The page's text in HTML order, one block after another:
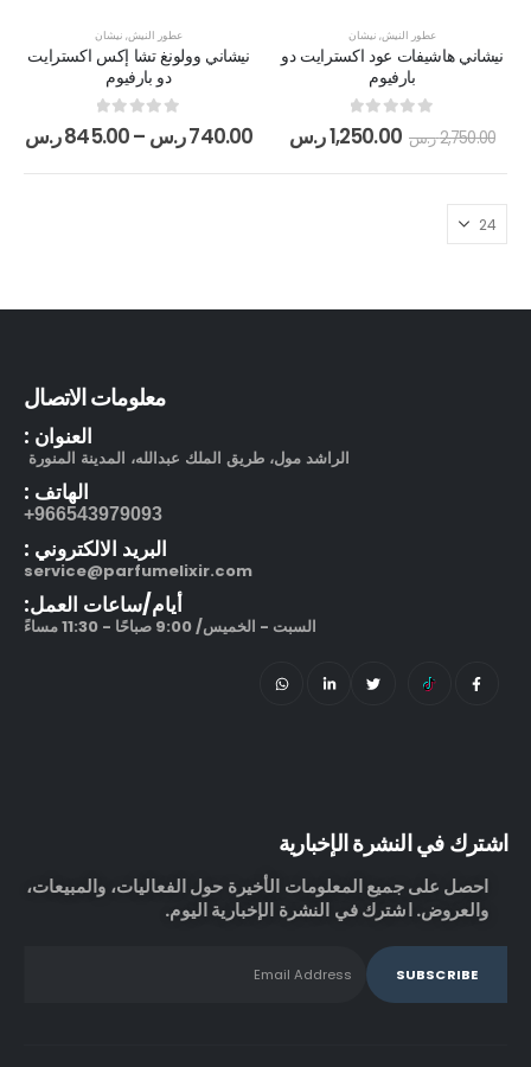
عطور النيش, نيشان
نيشاني هاشيفات عود اكسترايت دو
بارفيوم
2,750.00ر.س 1,250.00ر.س
عطور النيش, نيشان
نيشاني وولونغ تشا إكس اكسترايت
دو بارفيوم
740.00ر.س –
845.00ر.س
معلومات الاتصال
العنوان :
الراشد مول، طريق الملك عبدالله، المدينة المنورة
الهاتف :
966543979093+
البريد الالكتروني :
service@parfumelixir.com
أيام/ساعات العمل:
السبت - الخميس/ 9:00 صباحًا - 11:30 مساءً
اشترك في النشرة الإخبارية
احصل على جميع المعلومات الأخيرة حول الفعاليات، والمبيعات،
والعروض. اشترك في النشرة الإخبارية اليوم.